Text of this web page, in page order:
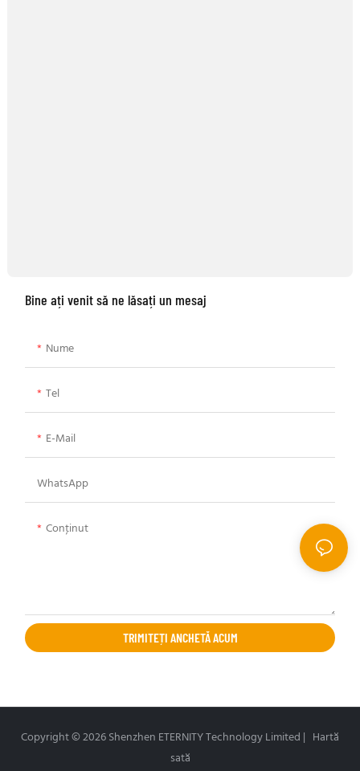
Bine ați venit să ne lăsați un mesaj
Nume
Tel
E-Mail
WhatsApp
Conţinut
TRIMITEȚI ANCHETĂ ACUM
Copyright © 2026 Shenzhen ETERNITY Technology Limited | Hartă
sată